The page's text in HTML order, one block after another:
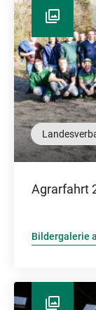
Agrarfahrt
Bildergalerie